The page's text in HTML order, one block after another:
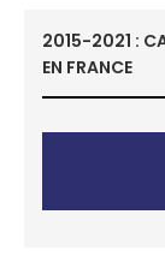
2015-2021 :
EN FRANCE